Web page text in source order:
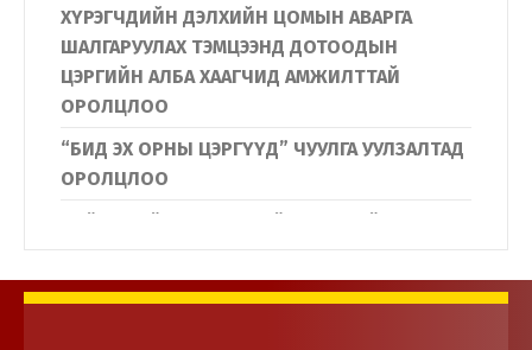
ХҮРЭГЧДИЙН ДЭЛХИЙН ЦОМЫН АВАРГА
ШАЛГАРУУЛАХ ТЭМЦЭЭНД ДОТООДЫН
ЦЭРГИЙН АЛБА ХААГЧИД АМЖИЛТТАЙ
ОРОЛЦЛОО
“БИД ЭХ ОРНЫ ЦЭРГҮҮД” ЧУУЛГА УУЛЗАЛТАД
ОРОЛЦЛОО
Нийслэлийн Дүүргүүдийн Иргэдийн
Дотоодын цэргийн байгууллагын үйл
ажиллагаатай танилцлаа.